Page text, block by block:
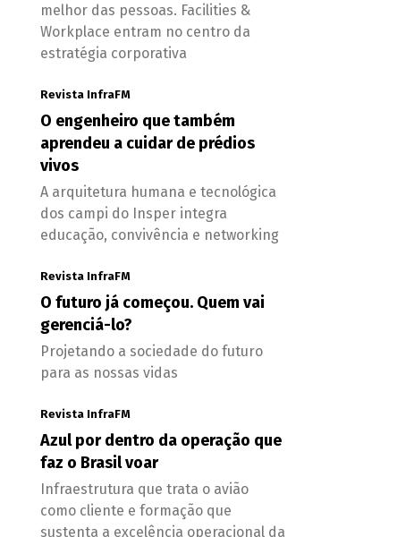
melhor das pessoas. Facilities &
Workplace entram no centro da
estratégia corporativa
Revista InfraFM
O engenheiro que também
aprendeu a cuidar de prédios
vivos
A arquitetura humana e tecnológica
dos campi do Insper integra
educação, convivência e networking
Revista InfraFM
O futuro já começou. Quem vai
gerenciá-lo?
Projetando a sociedade do futuro
para as nossas vidas
Revista InfraFM
Azul por dentro da operação que
faz o Brasil voar
Infraestrutura que trata o avião
como cliente e formação que
sustenta a excelência operacional da